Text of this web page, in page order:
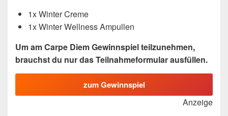
1x Winter Creme
1x Winter Wellness Ampullen
Um am Carpe Diem Gewinnspiel teilzunehmen,
brauchst du nur das Teilnahmeformular ausfüllen.
zum Gewinnspiel
Anzeige